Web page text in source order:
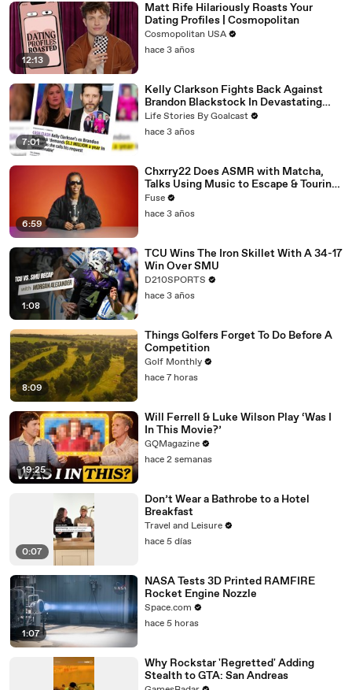
12:13
Matt Rife Hilariously Roasts Your
Dating Profiles | Cosmopolitan
Cosmopolitan USA
hace 3 años
7:01
Kelly Clarkson Fights Back Against
Brandon Blackstock In Devastating
Divorce Battle
Life Stories By Goalcast
hace 3 años
6:59
Chxrry22 Does ASMR with Matcha,
Talks Using Music to Escape & Touring
with The Weeknd
Fuse
hace 3 años
1:08
TCU Wins The Iron Skillet With A 34-17
Win Over SMU
D210SPORTS
hace 3 años
8:09
Things Golfers Forget To Do Before A
Competition
Golf Monthly
hace 7 horas
19:25
Will Ferrell & Luke Wilson Play ‘Was I
In This Movie?’
GQMagazine
hace 2 semanas
0:07
Don’t Wear a Bathrobe to a Hotel
Breakfast
Travel and Leisure
hace 5 días
1:07
NASA Tests 3D Printed RAMFIRE
Rocket Engine Nozzle
Space.com
hace 5 horas
Why Rockstar 'Regretted' Adding
Stealth to GTA: San Andreas